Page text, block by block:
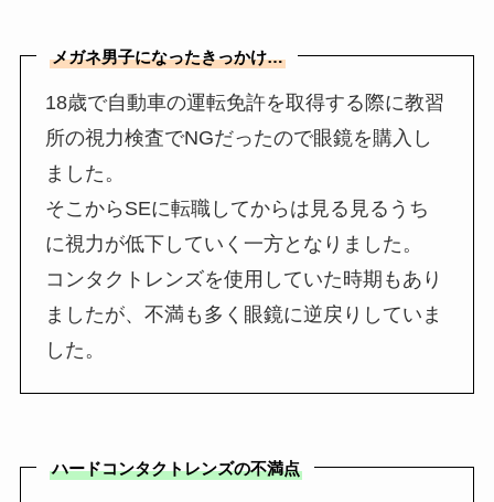
メガネ男子になったきっかけ…
18歳で自動車の運転免許を取得する際に教習
所の視力検査でNGだったので眼鏡を購入し
ました。
そこからSEに転職してからは見る見るうち
に視力が低下していく一方となりました。
コンタクトレンズを使用していた時期もあり
ましたが、不満も多く眼鏡に逆戻りしていま
した。
ハードコンタクトレンズの不満点